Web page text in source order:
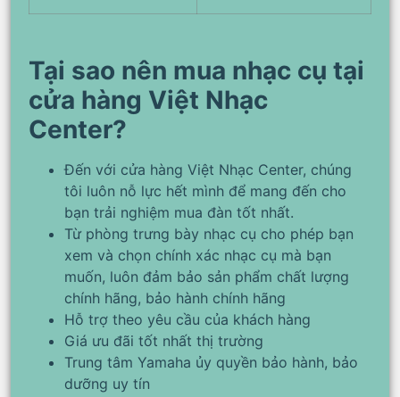
Tại sao nên mua nhạc cụ tại
cửa hàng Việt Nhạc
Center?
Đến với cửa hàng Việt Nhạc Center, chúng
tôi luôn nỗ lực hết mình để mang đến cho
bạn trải nghiệm mua đàn tốt nhất.
Từ phòng trưng bày nhạc cụ cho phép bạn
xem và chọn chính xác nhạc cụ mà bạn
muốn, luôn đảm bảo sản phẩm chất lượng
chính hãng, bảo hành chính hãng
Hỗ trợ theo yêu cầu của khách hàng
Giá ưu đãi tốt nhất thị trường
Trung tâm Yamaha ủy quyền bảo hành, bảo
dưỡng uy tín